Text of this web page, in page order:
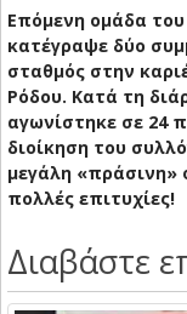
Επόμενη ομάδα
κατέγραψε δύο
σταθμός στην
Ρόδου. Κατά τη
αγωνίστηκε σε 24
διοίκηση του
μεγάλη «πράσινη»
πολλές επιτυχίες!
Διαβάστε